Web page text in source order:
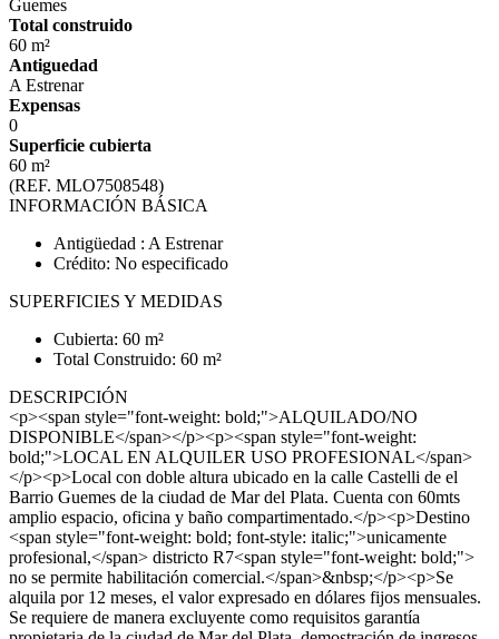
Guemes
Total construido
60 m²
Antiguedad
A Estrenar
Expensas
0
Superficie cubierta
60 m²
(REF. MLO7508548)
INFORMACIÓN BÁSICA
Antigüedad : A Estrenar
Crédito: No especificado
SUPERFICIES Y MEDIDAS
Cubierta: 60 m²
Total Construido: 60 m²
DESCRIPCIÓN
<p><span style="font-weight: bold;">ALQUILADO/NO
DISPONIBLE</span></p><p><span style="font-weight:
bold;">LOCAL EN ALQUILER USO PROFESIONAL</span>
</p><p>Local con doble altura ubicado en la calle Castelli de el
Barrio Guemes de la ciudad de Mar del Plata. Cuenta con 60mts
amplio espacio, oficina y baño compartimentado.</p><p>Destino
<span style="font-weight: bold; font-style: italic;">unicamente
profesional,</span> districto R7<span style="font-weight: bold;">
no se permite habilitación comercial.</span>&nbsp;</p><p>Se
alquila por 12 meses, el valor expresado en dólares fijos mensuales.
Se requiere de manera excluyente como requisitos garantía